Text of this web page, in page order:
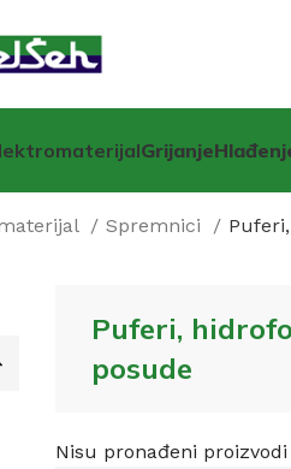
Grijanje
Spremnici
Puferi,
posude
Nisu pronađeni